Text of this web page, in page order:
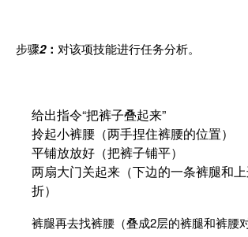
步骤2： 对该项技能进行任务分析。
给出指令“把裤子叠起来”
拎起小裤腰（两手捏住裤腰的位置）
平铺放放好（把裤子铺平）
两扇大门关起来（下边的一条裤腿和
折）
裤腿再去找裤腰（叠成2层的裤腿和裤腰